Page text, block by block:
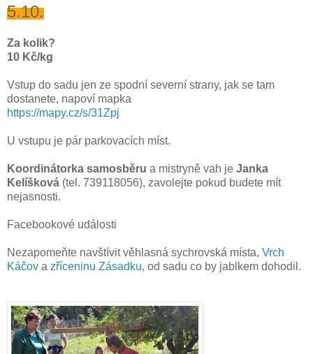
5.10.
Za kolik?
10 Kč/kg
Vstup do sadu jen ze spodní severní strany, jak se tam
dostanete, napoví mapka
https://mapy.cz/s/31Zpj
U vstupu je pár parkovacích míst.
Koordinátorka samosběru a mistryně vah je Janka
Kelíšková (tel. 739118056), zavolejte pokud budete mít
nejasnosti.
Facebookové události
Nezapomeňte navštívit věhlasná sychrovská místa, Vrch
Káčov a zříceninu Zásadku, od sadu co by jablkem dohodil.